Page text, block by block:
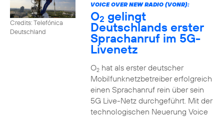
Credits: Telefónica
Deutschland
VOICE OVER NEW RADIO (VONR):
O2 gelingt
Deutschlands erster
Sprachanruf im 5G-
Livenetz
O2hat als erster deutscher
Mobilfunknetzbetreiber erfolgreich
einen Sprachanruf rein über sein
5G Live-Netz durchgeführt. Mit der
technologischen Neuerung Voice